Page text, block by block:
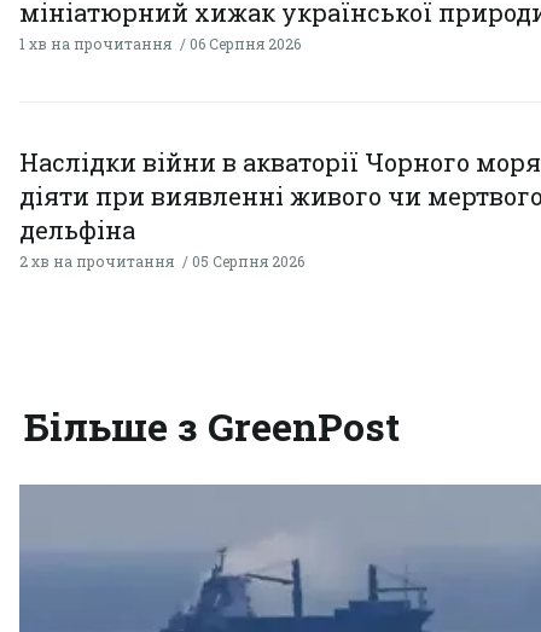
мініатюрний хижак української
1 хв на прочитання 06 Серпня 2026
Наслідки війни в акваторії Чорного
діяти при виявленні живого чи
дельфіна
2 хв на прочитання 05 Серпня 2026
Більше з GreenPost